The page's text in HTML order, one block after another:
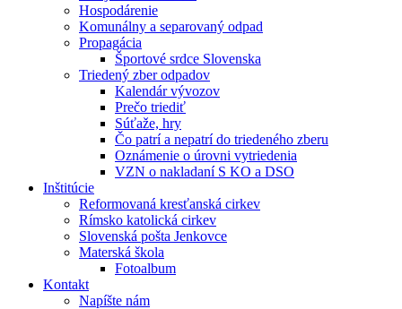
Hospodárenie
Komunálny a separovaný odpad
Propagácia
Športové srdce Slovenska
Triedený zber odpadov
Kalendár vývozov
Prečo triediť
Súťaže, hry
Čo patrí a nepatrí do triedeného zberu
Oznámenie o úrovni vytriedenia
VZN o nakladaní S KO a DSO
Inštitúcie
Reformovaná kresťanská cirkev
Rímsko katolická cirkev
Slovenská pošta Jenkovce
Materská škola
Fotoalbum
Kontakt
Napíšte nám